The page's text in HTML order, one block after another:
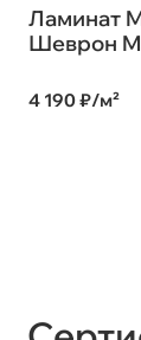
Ламинат
Шеврон
4 190 ₽/м²